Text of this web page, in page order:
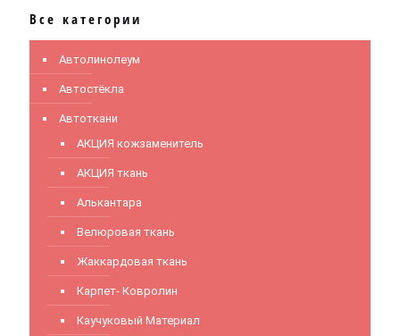
Все категории
Автолинолеум
Автостёкла
Автоткани
АКЦИЯ кожзаменитель
АКЦИЯ ткань
Алькантара
Велюровая ткань
Жаккардовая ткань
Карпет- Ковролин
Каучуковый Материал